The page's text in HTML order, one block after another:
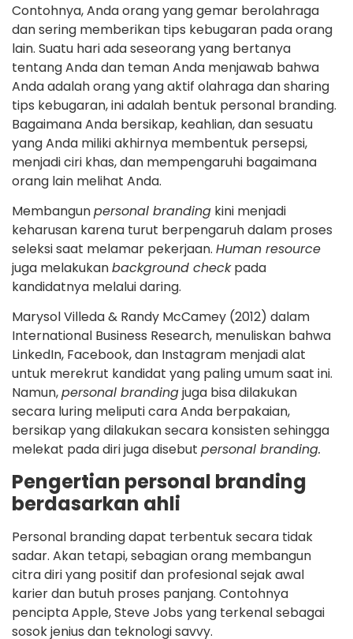
Contohnya, Anda orang yang gemar berolahraga
dan sering memberikan tips kebugaran pada orang
lain. Suatu hari ada seseorang yang bertanya
tentang Anda dan teman Anda menjawab bahwa
Anda adalah orang yang aktif olahraga dan sharing
tips kebugaran, ini adalah bentuk personal branding.
Bagaimana Anda bersikap, keahlian, dan sesuatu
yang Anda miliki akhirnya membentuk persepsi,
menjadi ciri khas, dan mempengaruhi bagaimana
orang lain melihat Anda.
Membangunpersonal branding kini menjadi
keharusan karena turut berpengaruh dalam proses
seleksi saat melamar pekerjaan. Human resource
juga melakukanbackground checkpada
kandidatnya melalui daring.
Marysol Villeda & Randy McCamey (2012) dalam
International Business Research, menuliskan bahwa
LinkedIn, Facebook, dan Instagram menjadi alat
untuk merekrut kandidat yang paling umum saat ini.
Namun,personal brandingjuga bisa dilakukan
secara luring meliputi cara Anda berpakaian,
bersikap yang dilakukan secara konsisten sehingga
melekat pada diri juga disebut personal branding.
Pengertian personal branding
berdasarkan ahli
Personal branding dapat terbentuk secara tidak
sadar. Akan tetapi, sebagian orang membangun
citra diri yang positif dan profesional sejak awal
karier dan butuh proses panjang. Contohnya
pencipta Apple, Steve Jobs yang terkenal sebagai
sosok jenius dan teknologi savvy.